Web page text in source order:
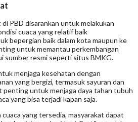
PBD disarankan untuk melakukan
cuaca yang relatif baik
bepergian baik dalam kota maupun ke
untuk memantau perkembangan
sumber resmi seperti situs BMKG.
menjaga kesehatan dengan
yang bergizi, termasuk sayuran dan
penting untuk menjaga daya tahan tubuh
yang bisa terjadi kapan saja.
yang tersedia, masyarakat dapat